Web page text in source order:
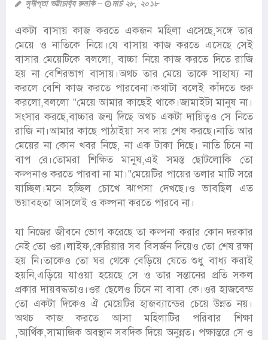
সুদীপ্তা ভট্টাচার্য্য রুমকি মার্চ ২৮, ২০১৮
একটা বাসায় কাজ করতে একজন মহিলা এসেছে,সঙ্গে তার
মেয়ে ও নাতিকে নিয়ে।যে বাসায় কাজ করতে এসেছে সেই
বাসার মেয়েটিকে বললো, বাচ্চা নিয়ে কাজ করতে দিতে রাজি
হয় না বেশিরভাগ বাসায়।অথচ তার মেয়ে তাকে সাহায্য না
করলে বেশি কাজ করতে পারবেনা।কথাটা বলেই কাঁদতে শুরু
করলো,বললো "মেয়ে আমার কাছেই থাকে।জামাইটা মানুষ না।
সংসার করছে,বাচ্চার জন্ম দিছে অথচ একটা দায়িত্বও সে নিতে
রাজি না।আমার কাছে পাঠাইয়া সব দায় শেষ করছে।নাতি আর
মেয়ের না কোন খবর নিছে, না এক টাকা দিছে। নাতি চিনে না
বাপ রে।তোমরা শিক্ষিত মানুষ,এই সমস্ত ছোটলোকি তো
কল্পনাও করতে পারবা না মা।"মেয়েটির পায়ের তলার মাটি সরে
যাচ্ছিল।মনে হচ্ছিল চোখে ঝাপসা দেখছে।ও ভাবছিল এত
ভয়াবহতা আসলেই ও কল্পনা করতে পারবে না।
যা নিজের জীবনে ভোগ করেছে তা কল্পনা করার কোন দরকার
নেই তো ওর।লাইফ,কেরিয়ার সব বিসর্জন দিয়েও তো শেষ রক্ষা
হয় নি।তাকেও তো ঘর থেকে বেড়িয়ে যেতে শুধু বাধ্য করাই
হয়নি,এড়িয়ে যাওয়া হয়েছে সে ও তার সন্তানের প্রতি সকল
প্রকার দায়বদ্ধতাও।ওর ছেলেও চিনে না বাবা কে।ওর হাজবেন্ড
তো একটা দিকেও ঐ মেয়েটির হাজব্যান্ডের চেয়ে উন্নত নয়।
অথচ কাজ করতে আসা মহিলাটির পরিবার শিক্ষা
,আর্থিক,সামাজিক অবস্থান সবদিক দিয়ে অনুন্নত। পক্ষান্তরে সে ও